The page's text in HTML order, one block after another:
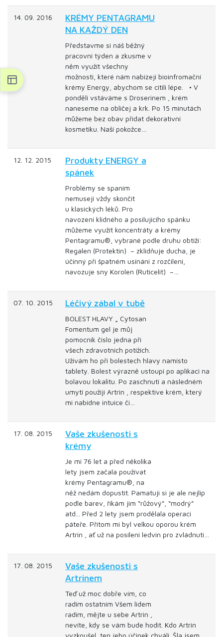
14. 09. 2016
KRÉMY PENTAGRAMU
NA KAŽDÝ DEN
Představme si náš běžný
pracovní týden a zkusme v
něm využít všechny
možnosti, které nám nabízejí bioinfromační
krémy Energy, abychom se cítili lépe. • V
pondělí vstáváme s Droserinem , krém
naneseme na obličej a krk. Po 15 minutách
můžeme bez obav přidat dekorativní
kosmetiku. Naší pokožce…
12. 12. 2015
Produkty ENERGY a
spánek
Problémy se spaním
nemusejí vždy skončit
u klasických léků. Pro
navození klidného a posilujícího spánku
můžeme využít koncentráty a krémy
Pentagramu®, vybrané podle druhu obtíží:
Regalen (Protektin) – zklidňuje ducha, je
účinný při špatném usínání z rozčilení,
navozuje sny Korolen (Ruticelit) –…
07. 10. 2015 Léčivý zábal v tubě
BOLEST HLAVY „ Cytosan
Fomentum gel je můj
pomocník číslo jedna při
všech zdravotních potížích.
Užívám ho při bolestech hlavy namísto
tablety. Bolest výrazně ustoupí po aplikaci na
bolavou lokalitu. Po zaschnutí a následném
umytí použiji Artrin , respektive krém, který
mi nabídne intuice či…
17. 08. 2015
Vaše zkušenosti s
krémy
Je mi 76 let a před několika
lety jsem začala používat
krémy Pentagramu®, na
něž nedám dopustit. Pamatuji si je ale nejlíp
podle barev, říkám jim “růžový”, “modrý”
atd... Před 2 lety jsem prodělala operaci
páteře. Přitom mi byl velkou oporou krém
Artrin , ať už na posílení ledvin pro zvládnutí…
17. 08. 2015
Vaše zkušenosti s
Artrinem
Teď už moc dobře vím, co
radím ostatním Všem lidem
radím, mějte u sebe Artrin ,
nevíte, kdy se vám bude hodit. Kdo Artrin
vyzkoušel, ten jeho účinek chválí. Šla jsem